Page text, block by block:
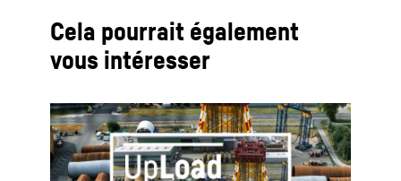
Cela pourrait également
vous intéresser